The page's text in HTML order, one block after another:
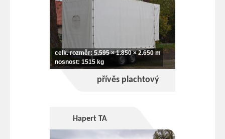
celk. rozměr: 5.595 × 1.850 × 2.650 m
nosnost: 1515 kg
přívěs plachtový
Hapert TA